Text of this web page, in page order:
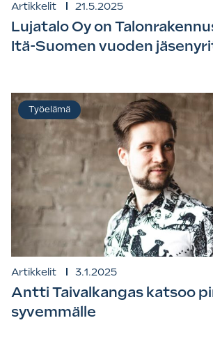
Artikkelit 21.5.2025
Lujatalo Oy on
Itä-Suomen vuoden
Artikkelit 3.1.2025
Antti Taivalkangas katsoo
syvemmälle
Työelämä